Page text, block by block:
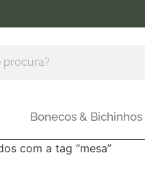
Bonecos & Bichinhos
com a tag “mesa”